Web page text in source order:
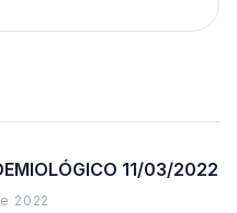
11/03/2022
2022